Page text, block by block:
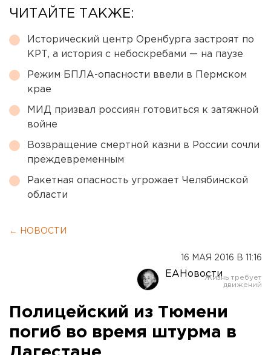
ЧИТАЙТЕ ТАКЖЕ:
Исторический центр Оренбурга застроят по
КРТ, а история с небоскребами — на паузе
Режим БПЛА-опасности ввели в Пермском
крае
МИД призвал россиян готовиться к затяжной
войне
Возвращение смертной казни в России сочли
преждевременным
Ракетная опасность угрожает Челябинской
области
← НОВОСТИ
16 МАЯ 2016 В 11:16
ЕАНовости
Полицейский из Тюмени
погиб во время штурма в